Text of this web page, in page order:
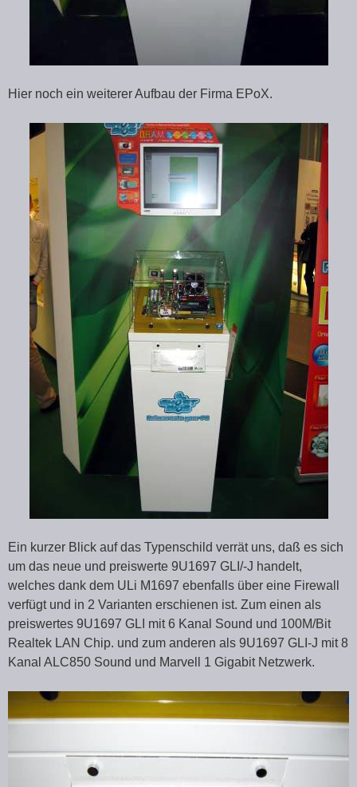
Hier noch ein weiterer Aufbau der Firma EPoX.
Ein kurzer Blick auf das Typenschild verrät uns, daß es sich
um das neue und preiswerte 9U1697 GLI/-J handelt,
welches dank dem ULi M1697 ebenfalls über eine Firewall
verfügt und in 2 Varianten erschienen ist. Zum einen als
preiswertes 9U1697 GLI mit 6 Kanal Sound und 100M/Bit
Realtek LAN Chip. und zum anderen als 9U1697 GLI-J mit 8
Kanal ALC850 Sound und Marvell 1 Gigabit Netzwerk.